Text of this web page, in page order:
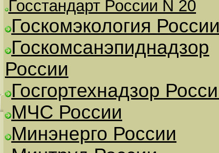
Госстандарт России N 20
Госкомэкология
Госкомсанэпиднадзор
России
Госгортехнадзор
МЧС России
Минэнерго России